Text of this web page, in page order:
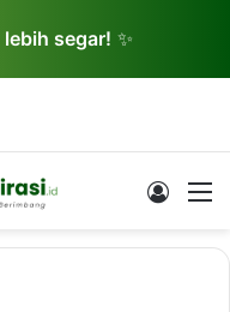
lebih segar! ✨
Log In